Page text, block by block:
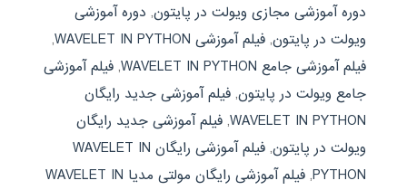
دوره آموزشی مجازی ویولت در پایتون, دوره آموزشی
ویولت در پایتون, فیلم آموزشی WAVELET IN PYTHON
,
فیلم آموزشی جامع WAVELET IN PYTHON
, فیلم آموزشی
جامع ویولت در پایتون, فیلم آموزشی جدید رایگان
WAVELET IN PYTHON
, فیلم آموزشی جدید رایگان
ویولت در پایتون,
فیلم آموزشی رایگان WAVELET IN
PYTHON
,
فیلم آموزشی رایگان مولتی مدیا WAVELET IN